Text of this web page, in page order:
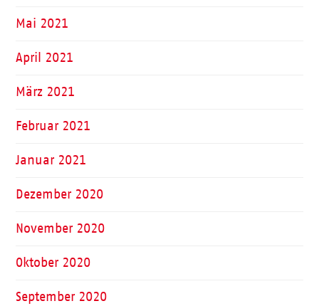
Mai 2021
April 2021
März 2021
Februar 2021
Januar 2021
Dezember 2020
November 2020
Oktober 2020
September 2020